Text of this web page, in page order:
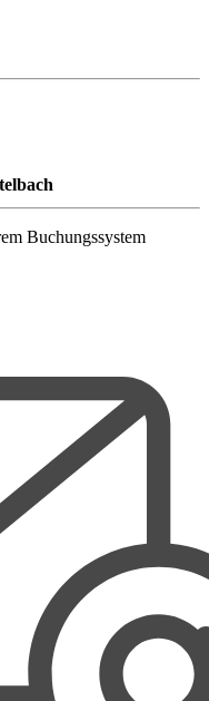
Buchungssystem